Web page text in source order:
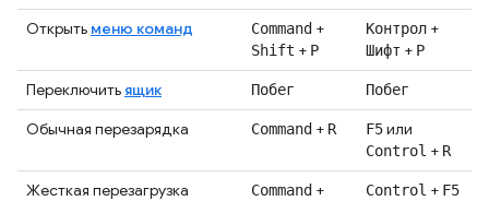
Открыть меню команд Command +
Shift + P
Контрол +
Шифт + Р
Переключить ящик Побег Побег
Обычная перезарядка Command + R F5или
Control + R
Жесткая перезагрузка Command + Control + F5